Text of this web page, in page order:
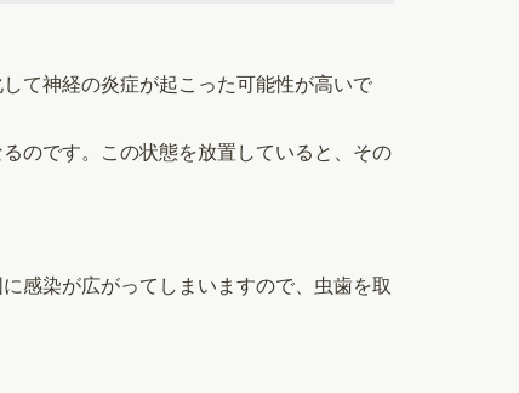
て神経の炎症が起こった可能性が高いで
のです。この状態を放置していると、その
感染が広がってしまいますので、虫歯を取